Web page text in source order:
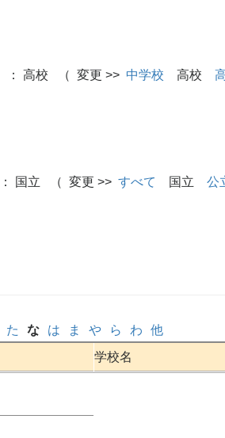
： 高校 （ 変更 >> 中学校 高校
： 国立 （ 変更 >> すべて 国立 公
た な は ま や ら わ
他
学校名